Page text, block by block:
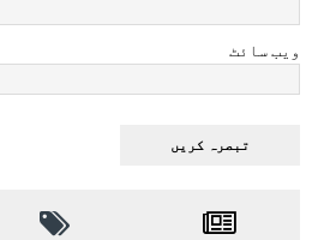
ویب سائٹ